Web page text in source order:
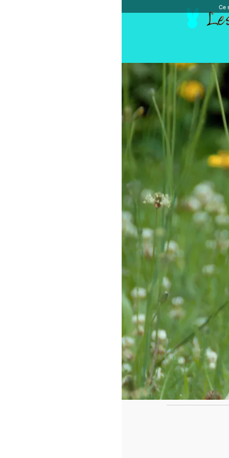
https://
Le casse tête de fin de
Ce site et des sites tiers qu'il utilise collectent des